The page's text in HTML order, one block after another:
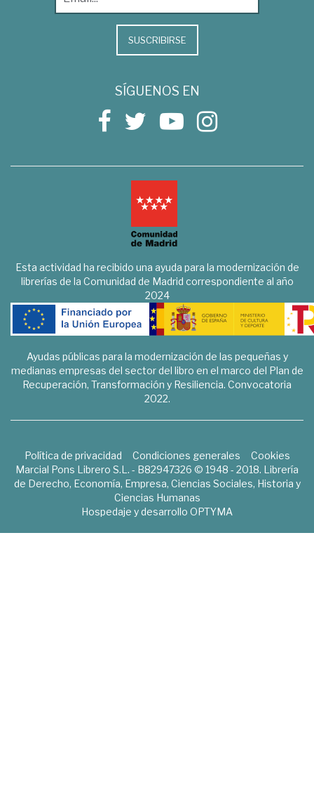
SUSCRIBIRSE
SÍGUENOS EN
Esta actividad ha recibido una ayuda para la modernización de
librerías de la Comunidad de Madrid correspondiente al año
2024
Ayudas públicas para la modernización de las pequeñas y
medianas empresas del sector del libro en el marco del Plan de
Recuperación, Transformación y Resiliencia. Convocatoria
2022.
Política de privacidad Condiciones generales
Cookies
Marcial Pons Librero S.L. - B82947326 © 1948 - 2018. Librería
de Derecho, Economía, Empresa, Ciencias Sociales, Historia y
Ciencias Humanas
Hospedaje y desarrollo OPTYMA